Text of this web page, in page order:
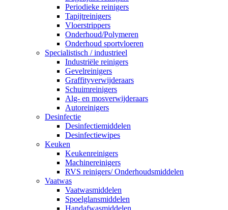
Periodieke reinigers
Tapijtreinigers
Vloerstrippers
Onderhoud/Polymeren
Onderhoud sportvloeren
Specialistisch / industrieel
Industriële reinigers
Gevelreinigers
Graffityverwijderaars
Schuimreinigers
Alg- en mosverwijderaars
Autoreinigers
Desinfectie
Desinfectiemiddelen
Desinfectiewipes
Keuken
Keukenreinigers
Machinereinigers
RVS reinigers/ Onderhoudsmiddelen
Vaatwas
Vaatwasmiddelen
Spoelglansmiddelen
Handafwasmiddelen